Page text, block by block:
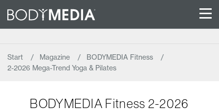
Start Magazine
BODYMEDIA Fitness
2-2026 Mega-Trend Yoga & Pilates
BODYMEDIA Fitness 2-2026